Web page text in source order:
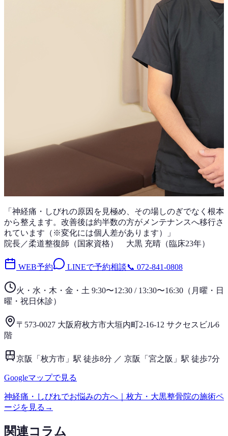
「 神経痛・しびれの原因を見極め、その場しのぎでなく根本
から整えます。改善後は約半数の方がメンテナンスへ移行さ
れています（※変化には個人差があります）」
院長／柔道整復師（国家資格）
大黒 充晴 （臨床23年）
WEB予約 LINEで予約相談📞 072-841-0808
火・水・木・金・土 9:30〜12:30 / 13:30〜16:30 （ 月曜・日
曜・祝日 休診）
〒573-0027 大阪府枚方市大垣内町2-16-12 サクセスビル6
階
京阪「枚方市」駅 徒歩8分 ／ 京阪「宮之阪」駅 徒歩7分
Googleマップで見る
神経痛・しびれでお悩みの方へ｜枚方・大黒整骨院の施術ペ
ージを見る →
関連コラム